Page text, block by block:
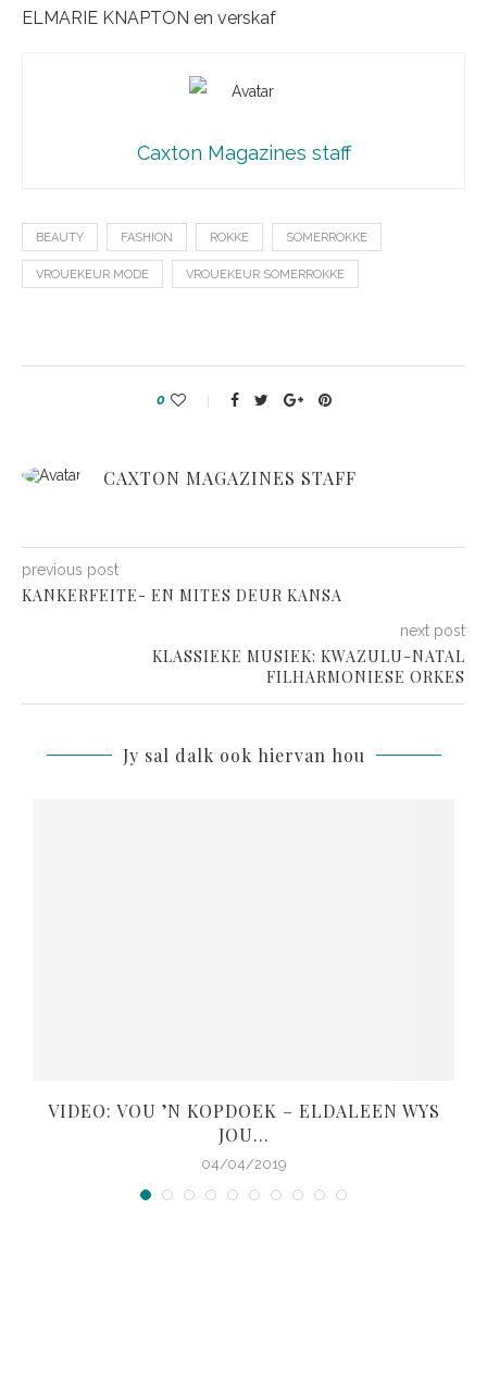
ELMARIE KNAPTON en verskaf
Caxton Magazines staff
BEAUTY FASHION ROKKE SOMERROKKE
VROUEKEUR MODE VROUEKEUR SOMERROKKE
0
CAXTON MAGAZINES STAFF
previous post
KANKERFEITE- EN MITES DEUR KANSA
next post
KLASSIEKE MUSIEK: KWAZULU-NATAL
FILHARMONIESE ORKES
Jy sal dalk ook hiervan hou
VIDEO: VOU ’N KOPDOEK – ELDALEEN WYS
JOU...
04/04/2019